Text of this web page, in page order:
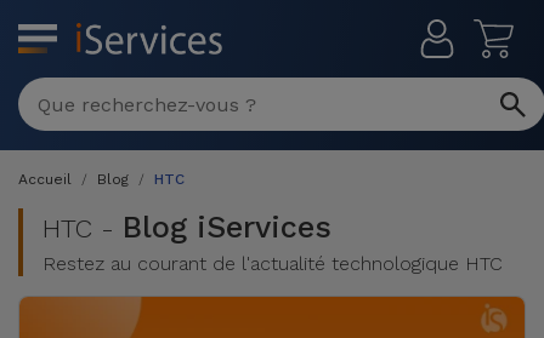
MENU
Réparation
Multimarque
Différentes
Causes de
iPhone
Reconditionnés
Produits
Accueil Blog HTC
HTC - Blog iServices
Restez au courant de l'actualité technologique HTC